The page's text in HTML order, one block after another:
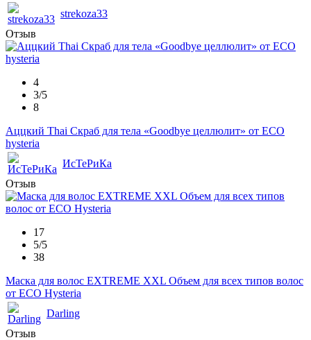
strekoza33
Отзыв
4
3/5
8
Аццкий Thai Скраб для тела «Goodbyе целлюлит» от ECO
hysteria
ИсТеРиКа
Отзыв
17
5/5
38
Маска для волос EXTREME XXL Объем для всех типов волос
от ECO Hysteria
Darling
Отзыв